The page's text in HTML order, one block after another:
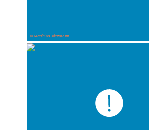
© Matthias Ritzmann